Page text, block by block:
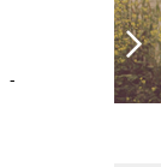
-